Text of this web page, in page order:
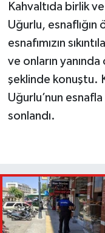
Kahvaltıda birlik
Uğurlu,
esnafımızın
ve onların
şeklinde konuştu.
Uğurlu’nun
sonlandı.